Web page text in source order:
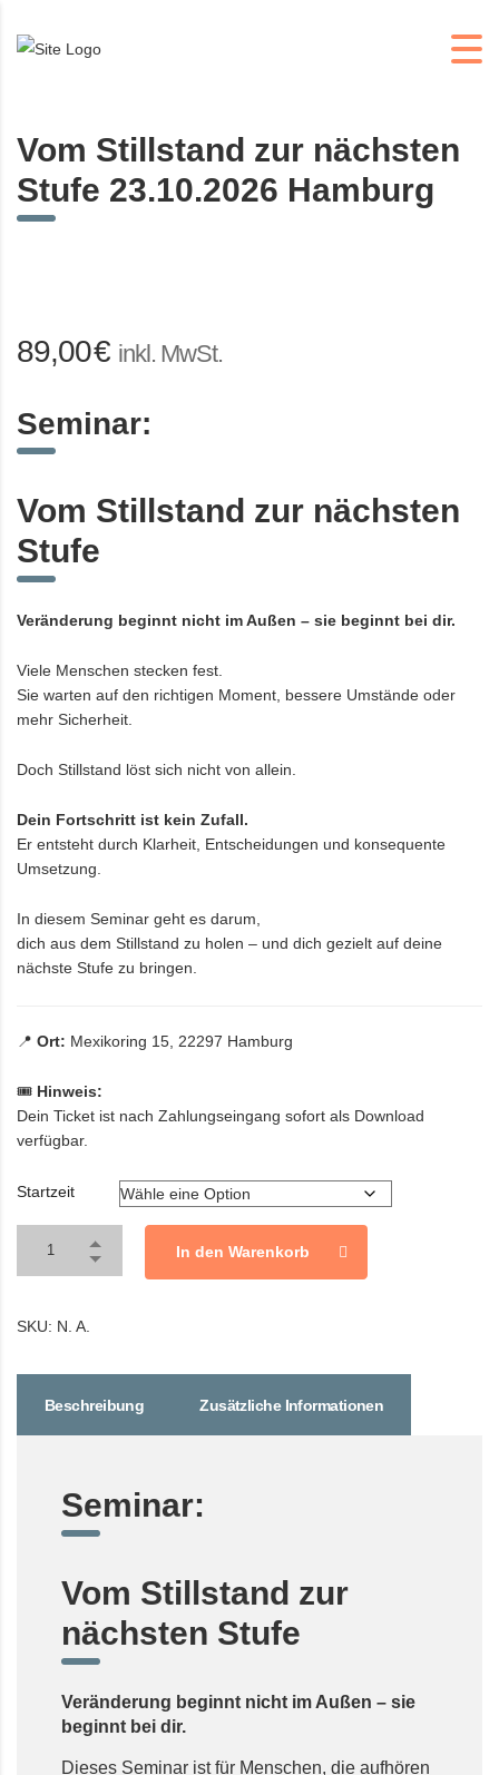
Vom Stillstand zur nächsten
Stufe 23.10.2026 Hamburg
89,00€ inkl. MwSt.
Seminar:
Vom Stillstand zur nächsten
Stufe
Veränderung beginnt nicht im Außen – sie beginnt bei dir.
Viele Menschen stecken fest.
Sie warten auf den richtigen Moment, bessere Umstände oder
mehr Sicherheit.
Doch Stillstand löst sich nicht von allein.
Dein Fortschritt ist kein Zufall.
Er entsteht durch Klarheit, Entscheidungen und konsequente
Umsetzung.
In diesem Seminar geht es darum,
dich aus dem Stillstand zu holen – und dich gezielt auf deine
nächste Stufe zu bringen.
📍 Ort: Mexikoring 15, 22297 Hamburg
🎟️ Hinweis:
Dein Ticket ist nach Zahlungseingang sofort als Download
verfügbar.
Startzeit
In den Warenkorb
SKU: N. A.
Beschreibung Zusätzliche Informationen
Seminar:
Vom Stillstand zur
nächsten Stufe
Veränderung beginnt nicht im Außen – sie
beginnt bei dir.
Dieses Seminar ist für Menschen, die aufhören